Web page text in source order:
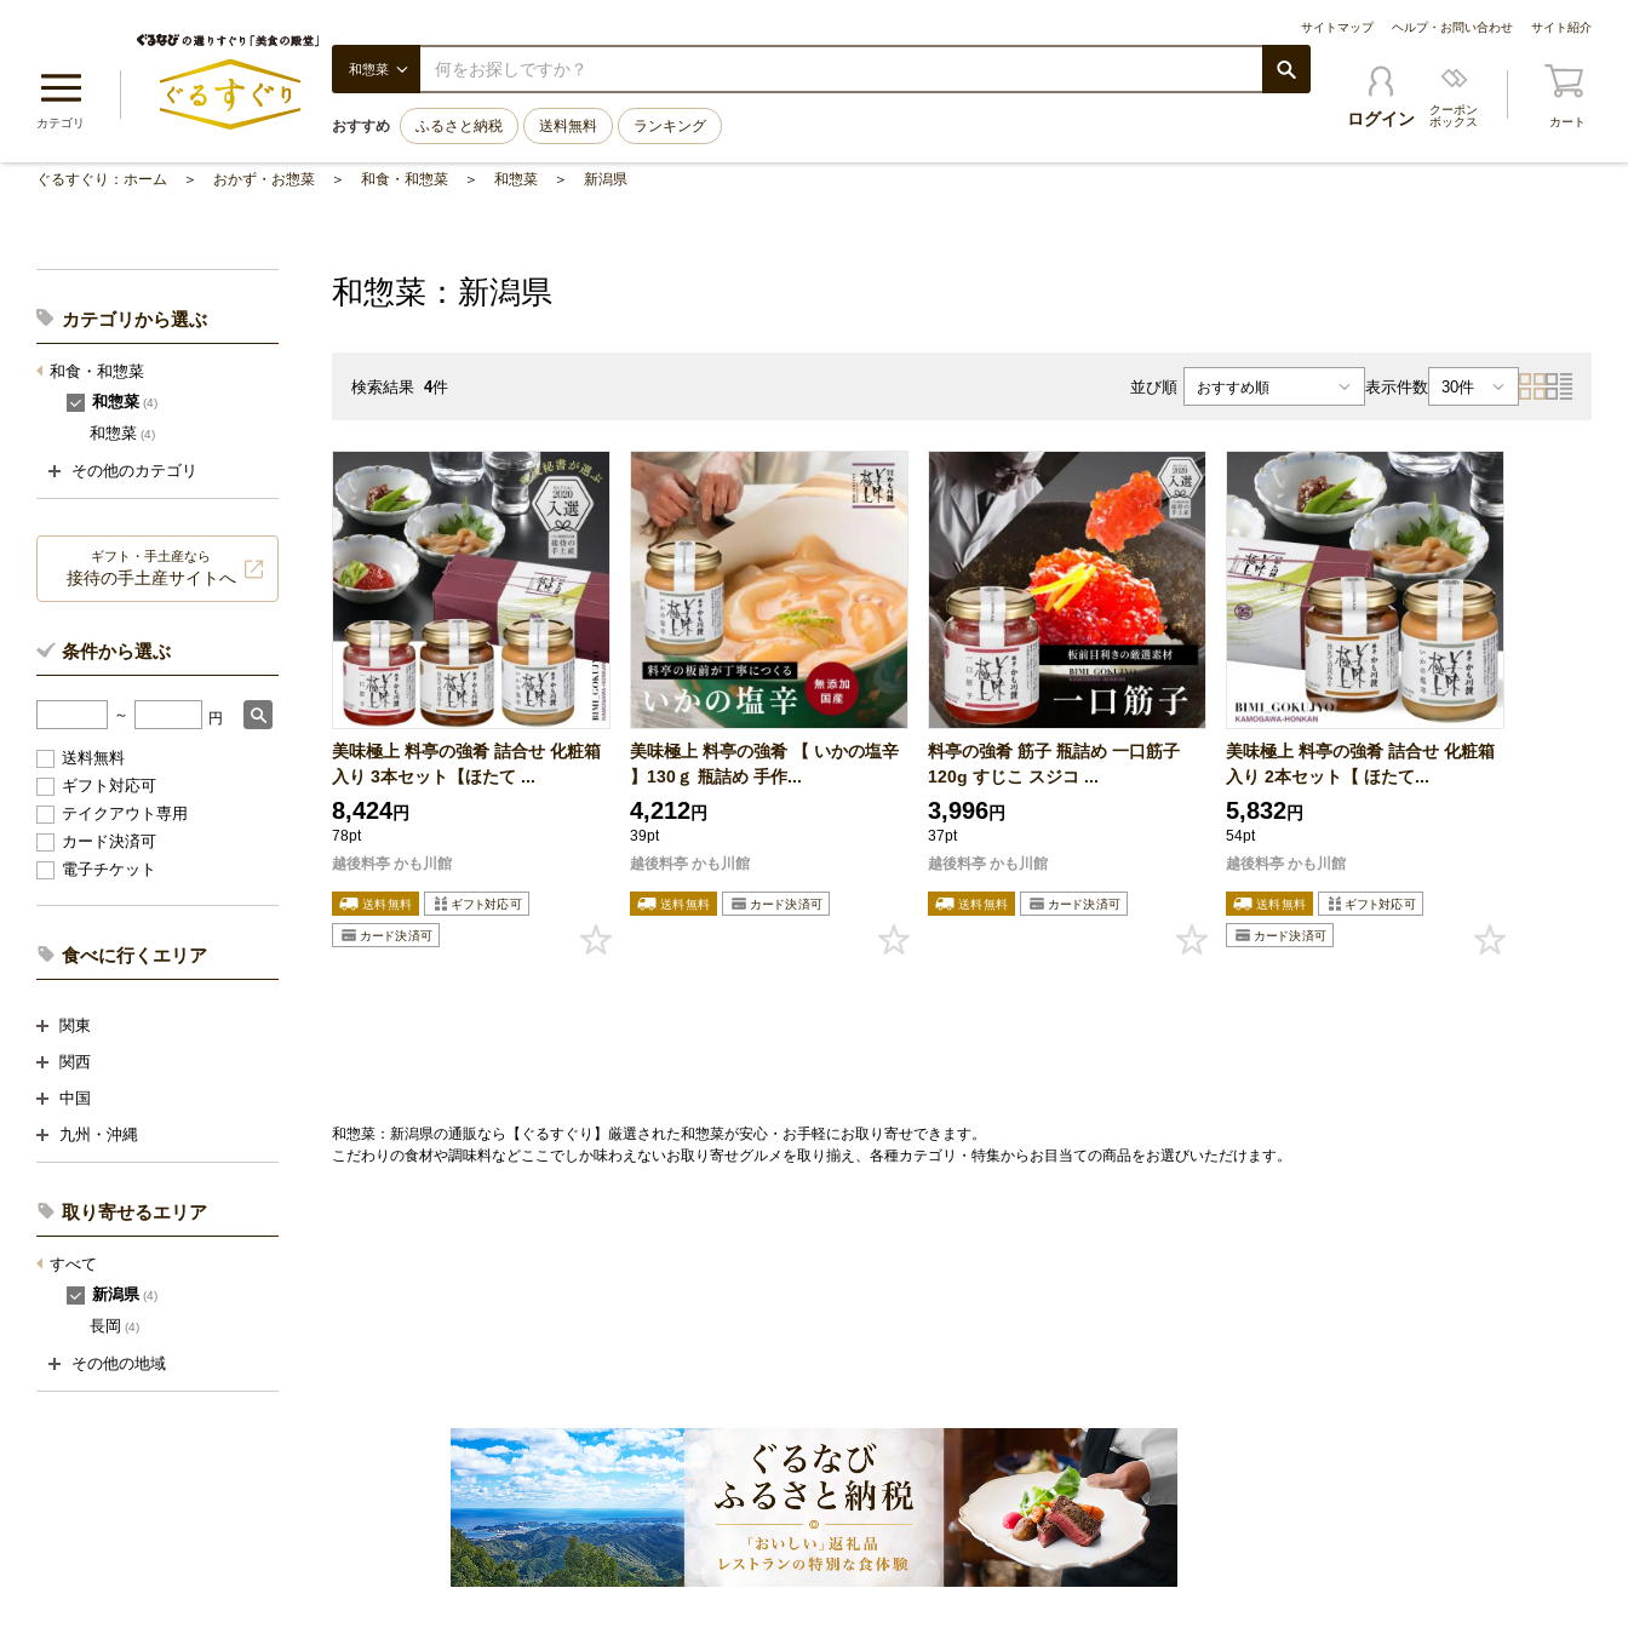
サイトマップ ヘルプ・お問い合わせ サイト紹介
カテゴリ
和惣菜
おすすめ ふるさと納税 送料無料 ランキング ログイン
クーポン
ボックス
カート
ぐるすぐり：ホーム おかず・お惣菜 和食・和惣菜 和惣菜 新潟県
和惣菜：新潟県
検索結果 4件 並び順 おすすめ順 表示件数 30件
美味極上 料亭の強肴 詰合せ 化粧箱
入り 3本セット【ほたて ...
8,424円
78pt
越後料亭 かも川館
美味極上 料亭の強肴 【 いかの塩辛
】130ｇ 瓶詰め 手作...
4,212円
39pt
越後料亭 かも川館
料亭の強肴 筋子 瓶詰め 一口筋子
120g すじこ スジコ ...
3,996円
37pt
越後料亭 かも川館
美味極上 料亭の強肴 詰合せ 化粧箱
入り 2本セット【 ほたて...
5,832円
54pt
越後料亭 かも川館
和惣菜：新潟県の通販なら【ぐるすぐり】厳選された和惣菜が安心・お手軽にお取り寄せできます。
こだわりの食材や調味料などここでしか味わえないお取り寄せグルメを取り揃え、各種カテゴリ・特集からお目当ての商品をお選びいただけます。
カテゴリから選ぶ
和食・和惣菜
和惣菜 (4)
和惣菜 (4)
その他のカテゴリ
ギフト・手土産なら
接待の手土産サイトへ
条件から選ぶ
～ 円
送料無料
ギフト対応可
テイクアウト専用
カード決済可
電子チケット
食べに行くエリア
関東
関西
中国
九州・沖縄
取り寄せるエリア
すべて
新潟県 (4)
長岡 (4)
その他の地域